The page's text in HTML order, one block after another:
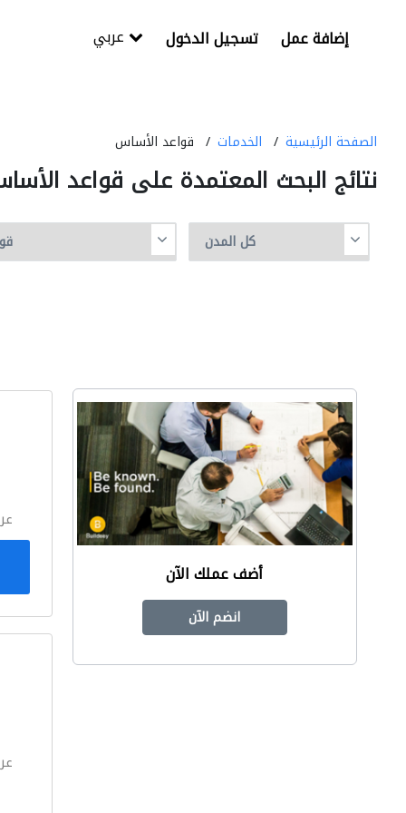
تسجيل الدخول إضافة عمل
الصفحة الرئيسية الخدمات قواعد الأساس
نتائج البحث المعتمدة على قواعد
أضف عملك الآن
انضم الآن